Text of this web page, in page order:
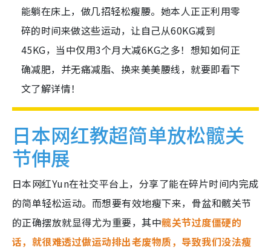
能躺在床上，做几招轻松瘦腰。她本人正正利用零
碎的时间来做这些运动，让自己从60KG减到
45KG，当中仅用3个月大减6KG之多！想知如何正
确减肥，并无痛减脂、换来美美腰线，就要即看下
文了解详情！
日本网红教超简单放松髋关
节伸展
日本网红Yun在社交平台上，分享了能在碎片时间内完成
的简单轻松运动。而想要有效地瘦下来，骨盆和髋关节
的正确摆放就显得尤为重要，其中髋关节过度僵硬的
话，就很难透过做运动排出老废物质，导致我们没法瘦